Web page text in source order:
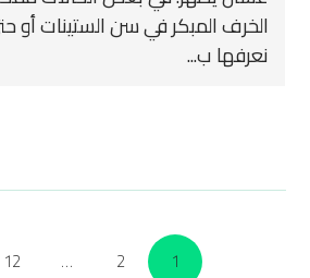
الخرف المبكر في سن الستينات أو
نعرفها ب...
1
2
…
12